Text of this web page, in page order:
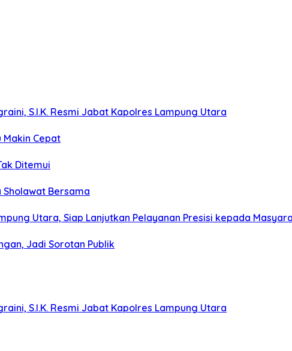
S.I.K. Resmi Jabat Kapolres Lampung Utara
Makin Cepat
Ditemui
Sholawat Bersama
Utara, Siap Lanjutkan Pelayanan Presisi kepada
Jadi Sorotan Publik
S.I.K. Resmi Jabat Kapolres Lampung Utara